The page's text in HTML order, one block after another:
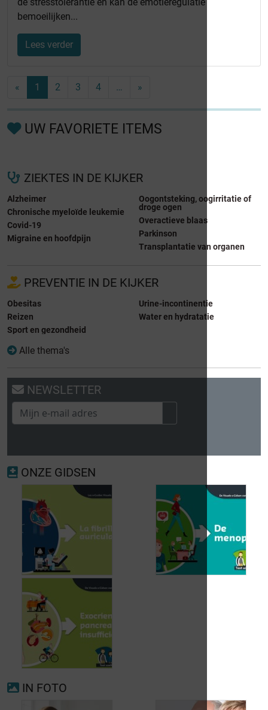
bemoeilijken...
Lees verder
« 1 2 3 4 … »
UW FAVORIETE ITEMS
ZIEKTES IN DE KIJKER
Alzheimer
Chronische myeloïde leukemie
Covid-19
Migraine en hoofdpijn
Oogontsteking, oogirritatie of
droge ogen
Overactieve blaas
Parkinson
Transplantatie van organen
PREVENTIE IN DE KIJKER
Obesitas
Reizen
Sport en gezondheid
Urine-incontinentie
Water en hydratatie
Alle thema's
NEWSLETTER
ONZE GIDSEN
Voorkamerfibrillatie
IN FOTO